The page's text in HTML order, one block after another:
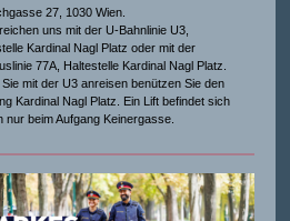
27, 1030 Wien.
uns mit der U-Bahnlinie U3,
Kardinal Nagl Platz oder mit der
77A, Haltestelle Kardinal Nagl Platz.
mit der U3 anreisen benützen Sie den
Kardinal Nagl Platz. Ein Lift befindet sich
nur beim Aufgang Keinergasse.